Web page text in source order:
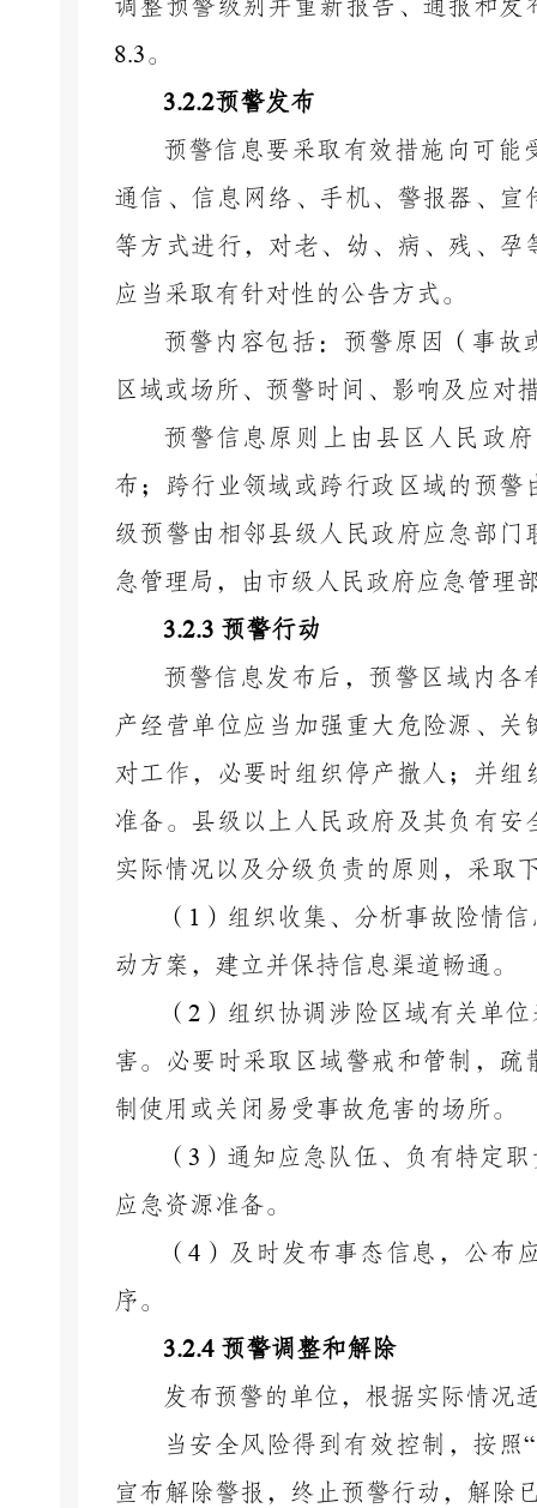
调整预警级别并重新报告、通报和
8.3。
3.2.2预警发布
预警信息要采取有效措施向可
通信、信息网络、手机、警报器、宣
等方式进行，对老、幼、病、残、
应当采取有针对性的公告方式。
预警内容包括：预警原因（事
区域或场所、预警时间、影响及应对
预警信息 原则上由 县区人民政府
布；跨行业领域或跨行政区域的预
级预警由相邻县级人民政府 应急部门
急管理局，
由市级人民政府应急管理
3.2.3 预警行动
预警信息发布后，预警区域内
产经营单位应当加强重大危险源、
对工作，必要时组织停产撤人；并
准备。县级以上人民政府及其负有
实际情况以及分级负责的原则，采取
（ 1 ）组织收集、分析事故险情
动方案，建立并保持信息渠道畅通。
（ 2 ）组织协调涉险区域有关单
害。必要时采取区域警戒和管制，
制使用或关闭易受事故危害的场所。
（ 3 ）通知应急队伍、负有特定
应急资源准备。
（4 ）及时发布事态信息，公布
序。
3.2.4 预警调整和解除
发布预警的单位，根据实际情况
当安全风险得到有效控制，按照“
宣布解除警报，终止预警行动，解除